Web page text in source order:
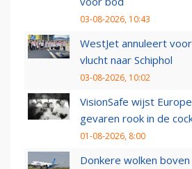
03-08-2026, 10:43
WestJet annuleert
vlucht naar Schiphol
03-08-2026, 10:02
VisionSafe wijst
gevaren rook in de
01-08-2026, 8:00
Donkere wolken boven